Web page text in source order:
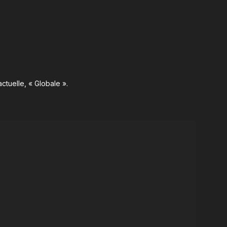
« Globale ».